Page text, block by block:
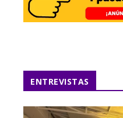
ENTREVISTAS